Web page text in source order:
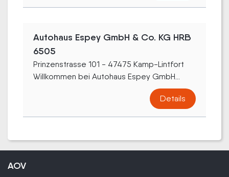
Autohaus Espey GmbH & Co. KG HRB
6505
Prinzenstrasse 101 - 47475 Kamp-Lintfort
Willkommen bei Autohaus Espey GmbH...
Details
AOV